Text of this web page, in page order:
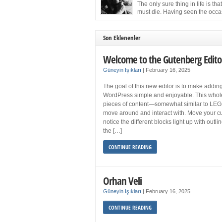
and still feel fatigued when your […]
The only sure thing in life is that
must die. Having seen the
the Cuban Revolution would succumb to that
Son Eklenenler
Welcome to the Gutenberg
Güneyin Işıkları February 16, 2025
The goal of this new editor is to make
WordPress simple and enjoyable. This
pieces of content—somewhat similar to
move around and interact with. Move your
notice the different blocks light up with
the […]
CONTINUE READING
Orhan Veli
Güneyin Işıkları February 16, 2025
CONTINUE READING